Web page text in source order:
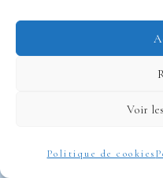
Voir
Politique de cookies
flux